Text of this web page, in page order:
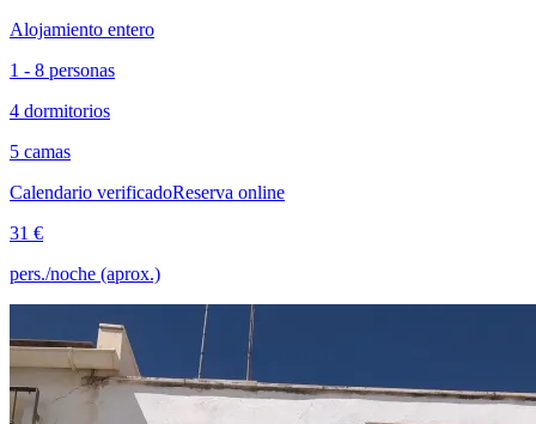
Alojamiento entero
1 - 8 personas
4 dormitorios
5 camas
Calendario verificadoReserva online
31 €
pers./noche (aprox.)